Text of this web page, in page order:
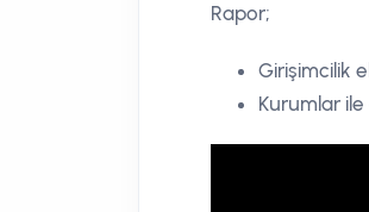
Rapor;
Girişimcilik
Kurumlar ile